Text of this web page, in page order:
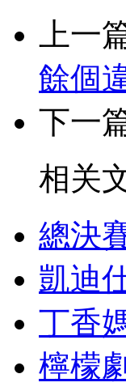
上一
餘個
下一
相关
總決
凱迪
丁香
檸檬